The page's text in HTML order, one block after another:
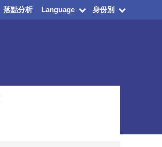
落點分析 Language 身份別